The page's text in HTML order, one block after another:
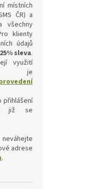
místních
ČR) a
všechny
klienty
údajů
25% sleva.
využití
je
přihlášení
již se
adrese
.